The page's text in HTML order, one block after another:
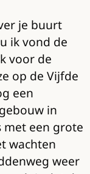
je buurt
ik vond de
voor de
op de Vijfde
een
in
met een grote
wachten
weer